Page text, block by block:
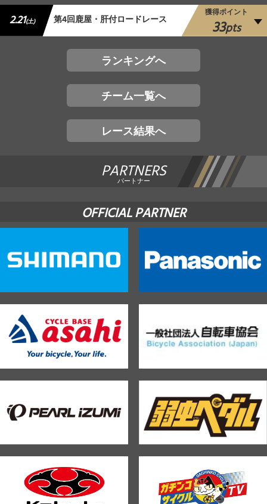
2.21(土) 第4回鹿屋・肝付ロードレース
獲得ポイント
33pts
ランキングへ
チーム一覧へ
レース結果へ
PARTNERS
パートナー
OFFICIAL PARTNER